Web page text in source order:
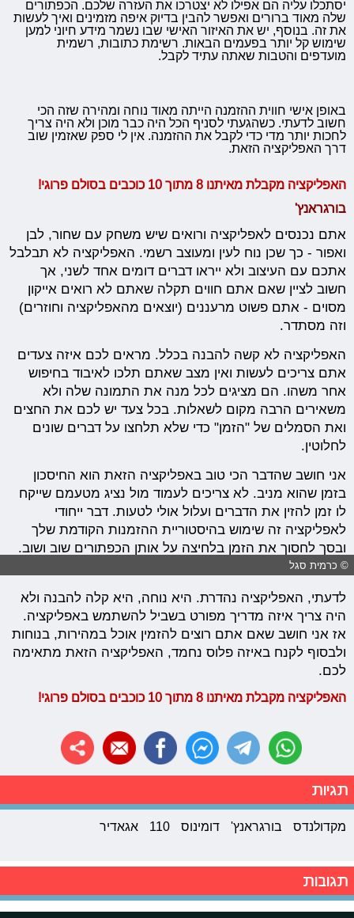
יסתכלו עליה הם אפילו לא יצטרכו את העזרה שלכם. הכפתורים
שלה מאוד ברורים ואפשר להבין בדיוק איפה מזמינים ואיך לעשות
את זה. בנוסף, יש את האיזור האישי שבו נשמר מידע חיוני למען
שימוש קל יותר בפעמים הבאות. רשימת כתובות, רשמית
מועדפים והטבות שאתה עתיד לקבל.
באופן אישי חווית ההזמנה הייתה מאוד נוחה ומהירה שזה הכי
חשוב לדעתי. כשהגעתי לסניף הכל היה כבר מוכן ולא היה צריך
לחכות יותר מדי כדי לקבל את ההזמנה. אין לי ספק שאזמין שוב
דרך האפליקציה הזאת.
האפליקציה מקבלת מאיתנו 8 מתוך 10 כוכבים בסולם פרוגי!
בורגראנץ'
אתם נכנסים לאפליקציה ורואים שיש משחק עם שחור, לבן
ואפור - כך שכן נוח לעין ומעוצב רשמי. האפליקציה לא תבלבל
אתכם עם העיצוב ולא ייראו דברים דומים אחד לשני, אך
חשוב לציין שאם אתם חווים תקלה שאתם לא רואים אייקון
מסוים - אתם פשוט מרעננים (יוצאים מהאפליקציה וחוזרים)
וזה מסתדר.
האפליקציה לא קשה להבנה בכלל. מראים לכם איזה צעדים
אתם צריכים לעשות ואין מצב שאתם תלכו לאיבוד בחיפוש
אחר משהו. הם מציגים לכל מנה את התמונה שלה ולא
משאירים הרבה מקום לשאלות. בכל צעד יש לכם את החצים
ואת הסמלים של "הזמן" כדי שלא תלחצו על דברים שונים
לחלוטין.
אני חושב שהדבר הכי טוב באפליקציה הזאת הוא החיסכון
בזמן שהוא מניב. לא צריכים לעמוד מול נציג מטעמם שייקח
לו זמן להזין את הדברים ועלול אולי לטעות. דבר ייחודי
לאפליקציה זה שימוש בהיסטוריית ההזמנות הקודמת שלך
ובסך לחסוך את הזמן בלחיצה על אותן הכפתורים שוב ושוב.
© כרמית סגל
לדעתי, האפליקציה נהדרת. היא נוחה, היא קלה להבנה ולא
היה צריך איזה מדריך מפורט בשביל להשתמש באפליקציה.
אז אני חושב שאם אתם רוצים להזמין אוכל במהירות, בנוחות
ולבסוף לקנח באיזה פלוס נחמד, האפליקציה הזאת מתאימה
לכם.
האפליקציה מקבלת מאיתנו 8 מתוך 10 כוכבים בסולם פרוגי!
תגיות
מקדולנדס בורגראנץ' דומינוס 110 אגאדיר
תגובות